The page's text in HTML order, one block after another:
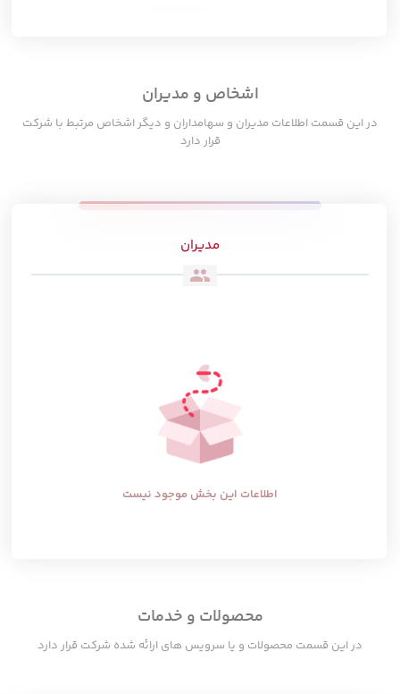
اشخاص و مدیران
در این قسمت اطلاعات مدیران و سهامداران و دیگر اشخاص مرتبط با شرکت
قرار دارد
people
مدیران
اطلاعات این بخش موجود نیست
محصولات و خدمات
در این قسمت محصولات و یا سرویس های ارائه شده شرکت قرار دارد